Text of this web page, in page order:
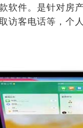
软件。是针对房
访客电话等，个